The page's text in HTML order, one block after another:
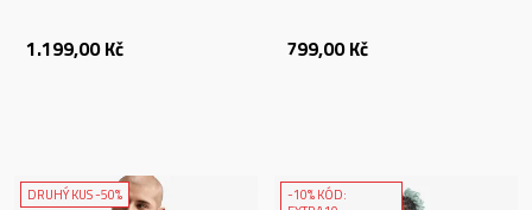
1.199,00 Kč 799,00 Kč
DRUHÝ KUS -50%
-10% KÓD: